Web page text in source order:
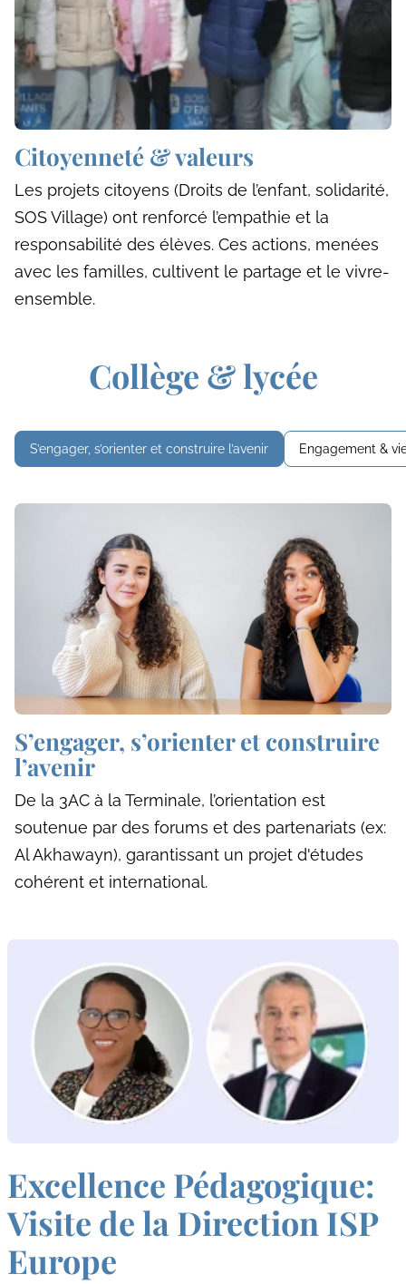
Citoyenneté & valeurs
Les projets citoyens (Droits de l’enfant, solidarité,
SOS Village) ont renforcé l’empathie et la
responsabilité des élèves. Ces actions, menées
avec les familles, cultivent le partage et le vivre-
ensemble.
Collège & lycée
S’engager, s’orienter et construire l’avenir Engagement &
S’engager, s’orienter et construire
l’avenir
De la 3AC à la Terminale, l’orientation est
soutenue par des forums et des partenariats (ex:
Al Akhawayn), garantissant un projet d'études
cohérent et international.
Excellence Pédagogique:
Visite de la Direction ISP
Europe